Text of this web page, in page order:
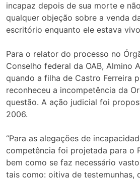
incapaz depois de sua morte e
qualquer objeção sobre a venda
escritório enquanto ele estava
Para o relator do processo no
Conselho federal da OAB, Almino
quando a filha de Castro Ferreira
reconheceu a incompetência da
questão. A ação judicial foi
2006.
“Para as alegações de
competência foi projetada para o
bem como se faz necessário
tais como: oitiva de testemunhas,